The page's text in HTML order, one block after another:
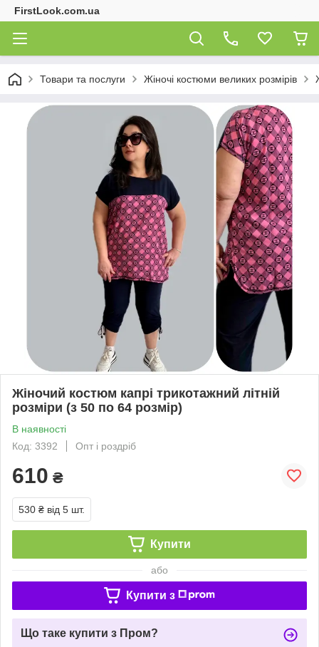
FirstLook.com.ua
Товари та послуги Жіночі костюми великих розмірів
Жіночий костюм капрі трикотажний літній
розміри (з 50 по 64 розмір)
В наявності
Код: 3392
Опт і роздріб
610 ₴
530 ₴ від 5 шт.
Купити
або
Купити з
Що таке купити з Пром?